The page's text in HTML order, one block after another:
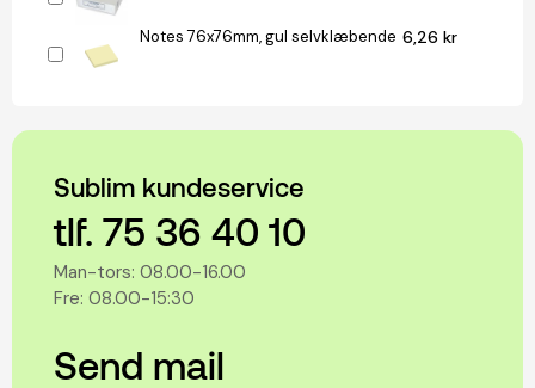
Notes 76x76mm, gul selvklæbende 6,26 kr
Sublim kundeservice
tlf. 75 36 40 10
Man-tors: 08.00-16.00
Fre: 08.00-15:30
Send mail